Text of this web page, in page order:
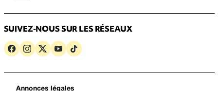
SUIVEZ-NOUS SUR LES RÉSEAUX
Annonces légales